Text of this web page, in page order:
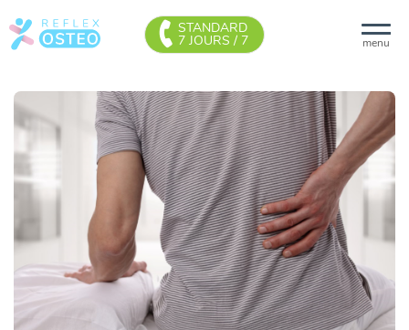
menu
STANDARD
7 JOURS / 7